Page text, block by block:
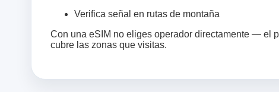
Verifica señal en rutas de montaña
Con una eSIM no eliges operador directamente — el
cubre las zonas que visitas.